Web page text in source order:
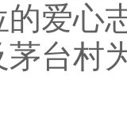
爱心
台村